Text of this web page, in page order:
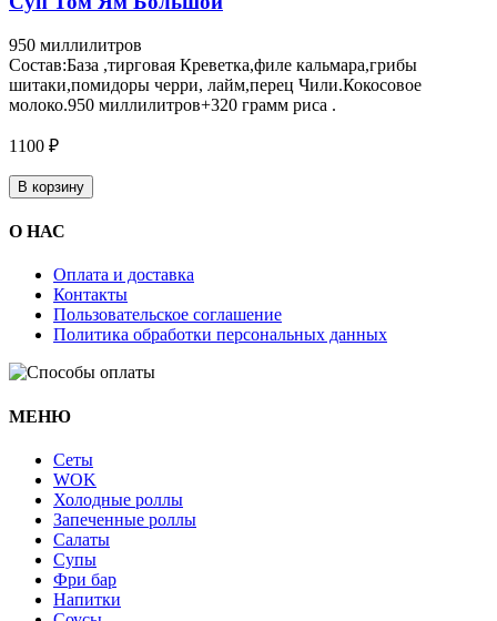
950 миллилитров
Состав:База ,тирговая Креветка,филе кальмара,грибы
шитаки,помидоры черри, лайм,перец Чили.Кокосовое
молоко.950 миллилитров+320 грамм риса .
1100 ₽
В корзину
О НАС
Оплата и доставка
Контакты
Пользовательское соглашение
Политика обработки персональных данных
МЕНЮ
Cеты
WOK
Холодные роллы
Запеченные роллы
Салаты
Супы
Фри бар
Напитки